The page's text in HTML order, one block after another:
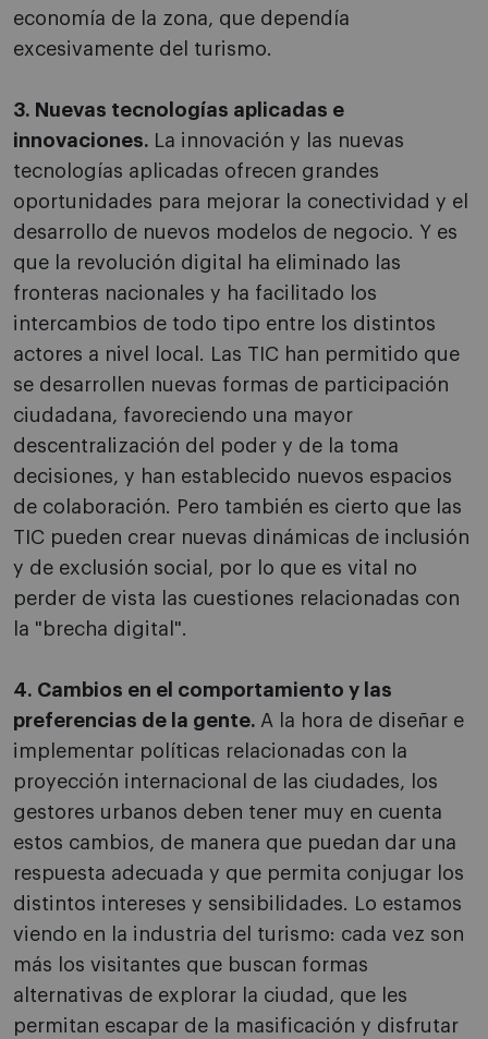
economía de la zona, que dependía
excesivamente del turismo.
3. Nuevas tecnologías aplicadas e
innovaciones. La innovación y las nuevas
tecnologías aplicadas ofrecen grandes
oportunidades para mejorar la conectividad y el
desarrollo de nuevos modelos de negocio. Y es
que la revolución digital ha eliminado las
fronteras nacionales y ha facilitado los
intercambios de todo tipo entre los distintos
actores a nivel local. Las TIC han permitido que
se desarrollen nuevas formas de participación
ciudadana, favoreciendo una mayor
descentralización del poder y de la toma
decisiones, y han establecido nuevos espacios
de colaboración. Pero también es cierto que las
TIC pueden crear nuevas dinámicas de inclusión
y de exclusión social, por lo que es vital no
perder de vista las cuestiones relacionadas con
la "brecha digital".
4. Cambios en el comportamiento y las
preferencias de la gente. A la hora de diseñar e
implementar políticas relacionadas con la
proyección internacional de las ciudades, los
gestores urbanos deben tener muy en cuenta
estos cambios, de manera que puedan dar una
respuesta adecuada y que permita conjugar los
distintos intereses y sensibilidades. Lo estamos
viendo en la industria del turismo: cada vez son
más los visitantes que buscan formas
alternativas de explorar la ciudad, que les
permitan escapar de la masificación y disfrutar